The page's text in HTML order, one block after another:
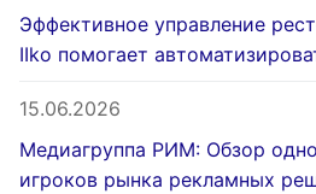
Эффективное управление
IIko помогает
15.06.2026
Медиагруппа РИМ: Обзор
игроков рынка рекламных